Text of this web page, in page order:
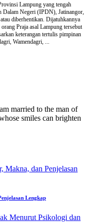
Lampung yang tengah
Dalam Negeri (IPDN), Jatinangor,
diberhentikan. Dijatuhkannya
Praja asal Lampung tersebut
keterangan tertulis pimpinan
Wamendagri, ...
married to the man of
smiles can brighten
Lengkap